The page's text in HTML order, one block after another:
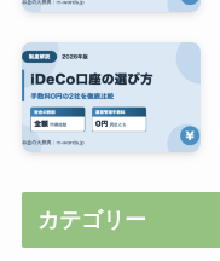
カテゴリー